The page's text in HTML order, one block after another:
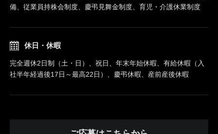
備、従業員持株会制度、慶弔見舞金制度、育児・介護休業制度
休日・休暇
完全週休2日制（土・日）、祝日、年末年始休暇、有給休暇（入
社半年経過後17日～最高22日）、慶弔休暇、産前産後休暇